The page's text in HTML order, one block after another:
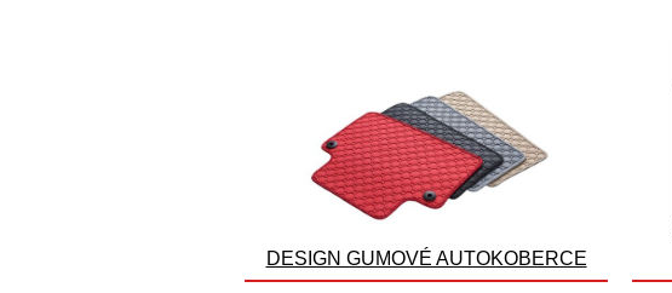
DESIGN GUMOVÉ AUTOKOBERCE